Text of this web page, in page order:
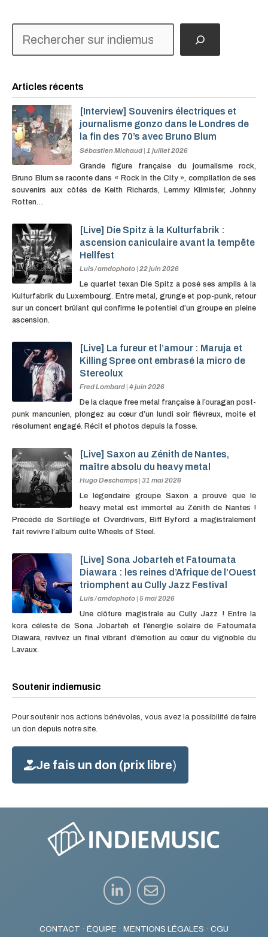
Articles récents
[Interview] Souvenirs électriques et
journalisme gonzo dans le Londres de
la fin des 70’s avec Bruno Blum
Sébastien Michaud | 1 juillet 2026
Grande figure française du journalisme rock,
Bruno Blum se raconte dans « Rock in the City », compilation de ses
souvenirs aux côtés de Keith Richards, Lemmy Kilmister, Johnny
Rotten…
[Live] Die Spitz à la Kulturfabrik :
ascension caniculaire avant la tempête
Hellfest
Luis / amdophoto | 22 juin 2026
Le quartet texan Die Spitz a posé ses amplis à la
Kulturfabrik du Luxembourg. Entre metal, grunge et pop-punk, retour
sur un concert brûlant qui confirme le potentiel d’un groupe en pleine
ascension.
[Live] La fureur et l’amour : Maruja et
Killing Spree ont embrasé la micro de
Stereolux
Fred Lombard | 4 juin 2026
De la claque free metal française à l’ouragan post-
punk mancunien, plongez au cœur d’un lundi soir fiévreux, moite et
résolument engagé. Récit et photos depuis la fosse.
[Live] Saxon au Zénith de Nantes,
maître absolu du heavy metal
Hugo Deschamps | 31 mai 2026
Le légendaire groupe Saxon a prouvé que le
heavy metal est immortel au Zénith de Nantes !
Précédé de Sortilège et Overdrivers, Biff Byford a magistralement
fait revivre l’album culte Wheels of Steel.
[Live] Sona Jobarteh et Fatoumata
Diawara : les reines d’Afrique de l’Ouest
triomphent au Cully Jazz Festival
Luis / amdophoto | 5 mai 2026
Une clôture magistrale au Cully Jazz ! Entre la
kora céleste de Sona Jobarteh et l’énergie solaire de Fatoumata
Diawara, revivez un final vibrant d’émotion au cœur du vignoble du
Lavaux.
Soutenir indiemusic
Pour soutenir nos actions bénévoles, vous avez la possibilité de faire
un don depuis notre site.
Je fais un don (prix libre)
CONTACT · ÉQUIPE · MENTIONS LÉGALES · CGU